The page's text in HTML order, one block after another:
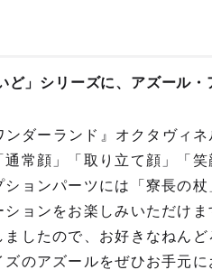
」シリーズに、アズール
ダーランド』オクタヴィ
常顔」「取り立て顔」「笑
ョンパーツには「寮長の杖
ョンをお楽しみいただけ
したので、お好きなねんど
のアズールをぜひお手元